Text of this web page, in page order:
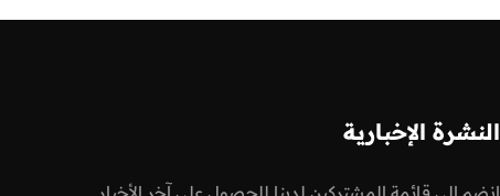
النشرة الإخبارية